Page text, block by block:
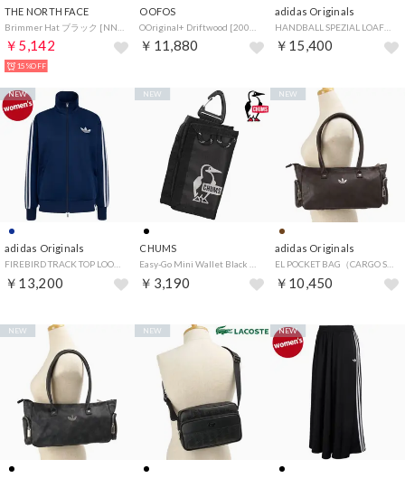
THE NORTH FACE
￥5,142
15%OFF
OOFOS
￥11,880
adidas Originals
HANDBALL SPEZIAL LOAFER W コアブラック/コアブラック/ガム [KJ0641] （コアブラック/コアブラック/ガム）
￥15,400
adidas Originals
￥13,200
NEW
CHUMS
￥3,190
NEW
adidas Originals
EL POCKET BAG（CARGO SLOUCHY ELONGATED BAG） オーロラコーヒー [BW502/LD4297] （オーロラコーヒー）
￥10,450
NEW
NEW NEW NEW